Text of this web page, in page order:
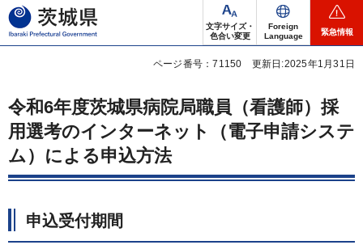
茨城県
文字サイズ・
色合い変更
Foreign
Language
緊急情報
ページ番号：71150 更新日:2025年1月31日
令和6年度茨城県病院局職員（看護師）採
用選考のインターネット（電子申請システ
ム）による申込方法
申込受付期間